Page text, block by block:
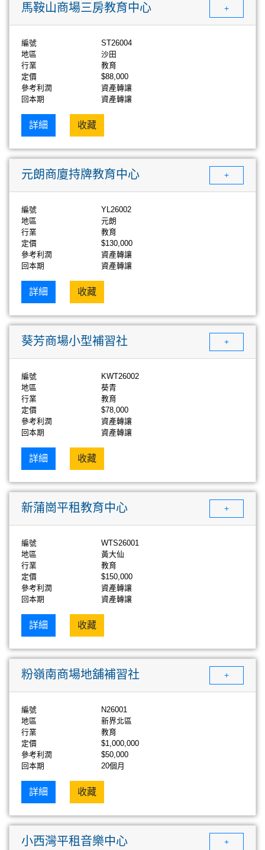
馬鞍山商場三房教育中心 +
編號
ST26004
地區
沙田
行業
教育
定價
$88,000
參考利潤
資產轉讓
回本期
資產轉讓
詳細 收藏
元朗商廈持牌教育中心 +
編號
YL26002
地區
元朗
行業
教育
定價
$130,000
參考利潤
資產轉讓
回本期
資產轉讓
詳細 收藏
葵芳商場小型補習社 +
編號
KWT26002
地區
葵青
行業
教育
定價
$78,000
參考利潤
資產轉讓
回本期
資產轉讓
詳細 收藏
新蒲崗平租教育中心 +
編號
WTS26001
地區
黃大仙
行業
教育
定價
$150,000
參考利潤
資產轉讓
回本期
資產轉讓
詳細 收藏
粉嶺南商場地舖補習社 +
編號
N26001
地區
新界北區
行業
教育
定價
$1,000,000
參考利潤
$50,000
回本期
20個月
詳細 收藏
小西灣平租音樂中心 +